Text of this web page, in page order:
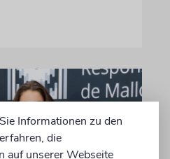
Informationen zu den
die
auf unserer Webseite